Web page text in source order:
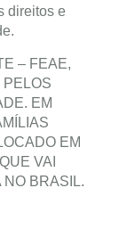
direitos e
– FEAE,
PELOS
EM
EM
VAI
NO BRASIL.